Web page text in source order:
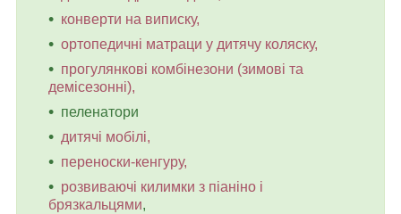
конверти на виписку,
ортопедичні матраци у дитячу коляску,
прогулянкові комбінезони (зимові та
демісезонні),
пеленатори
дитячі мобілі,
переноски-кенгуру,
розвиваючі килимки з піаніно і
брязкальцями,